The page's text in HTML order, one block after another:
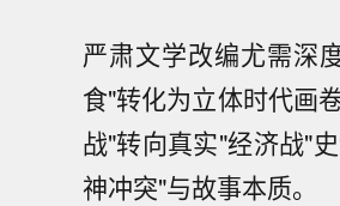
严肃文学改编尤需深
食"转化为立体时代画
战"转向真实"经济战"
神冲突"与故事本质。